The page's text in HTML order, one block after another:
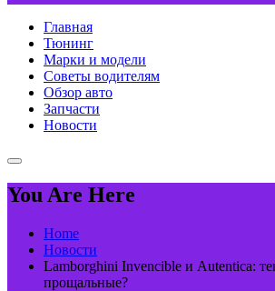
Главная
Тюнинг
Марки и модели
Советы водителям
Обзор авто
Запчасти
Новости
You Are Here
Home
Новости
Lamborghini Invencible и Autentica:
прощальные?